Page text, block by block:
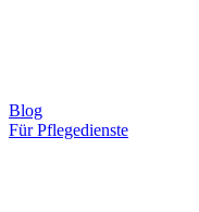
Blog
Für Pflegedienste